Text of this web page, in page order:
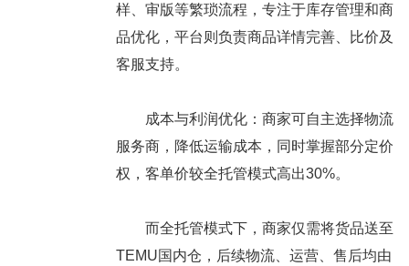
样、审版等繁琐流程，专注于库存管理和商
品优化，平台则负责商品详情完善、比价及
客服支持。
成本与利润优化：商家可自主选择物流
服务商，降低运输成本，同时掌握部分定价
权，客单价较全托管模式高出30%。
而全托管模式下，商家仅需将货品送至
TEMU国内仓，后续物流、运营、售后均由